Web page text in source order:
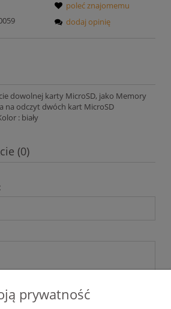
poleć znajomemu
dodaj opinię
dowolnej karty MicroSD, jako Memory
na odczyt dwóch kart MicroSD
: biały
(0)
prywatność